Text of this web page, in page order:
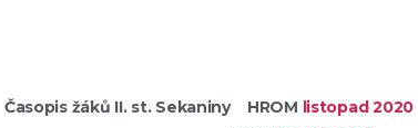
Časopis žáků II. st. Sekaniny HROM listopad 2020